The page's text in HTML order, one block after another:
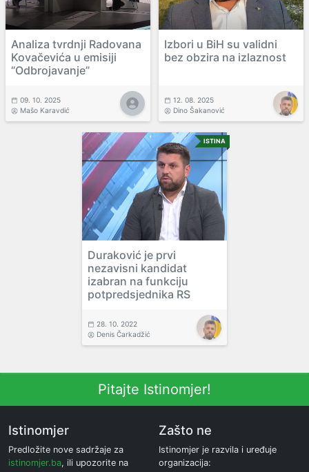
Analiza tvrdnji Radovana
Kovačevića u emisiji
“Odbrojavanje”
09. 10. 2025
Mašo Karavdić
Izbori u BiH su validni
bez obzira na izlaznost
12. 08. 2025
Dino Šakanović
ISTINA
Duraković je prvi
nezavisni kandidat
izabran na funkciju
potpredsjednika RS
28. 10. 2022
Denis Čarkadžić
Pitajte Istinomjer!
Istinomjer
Predložite nove sadržaje za
istinomjer.ba, ili upozorite na
Zašto ne
Istinomjer je razvila i uređuje
organizacija: